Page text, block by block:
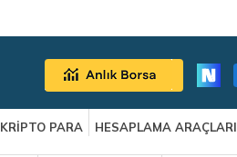
KRİPTO PARA
HESAPLAMA ARAÇLARI